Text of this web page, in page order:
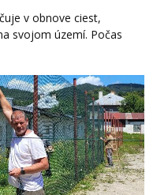
v obnove ciest,
svojom území. Počas